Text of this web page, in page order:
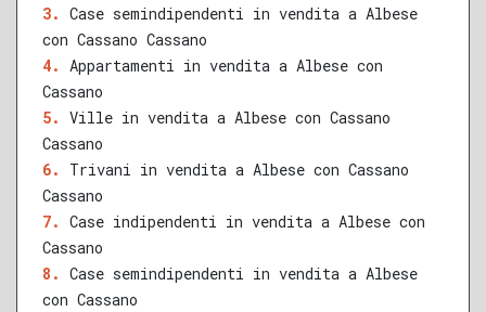
A B C
Case semindipendenti in vendita a Albese
con Cassano Cassano
Appartamenti in vendita a Albese con
Cassano
Ville in vendita a Albese con Cassano
Cassano
Trivani in vendita a Albese con Cassano
Cassano
Case indipendenti in vendita a Albese con
Cassano
Case semindipendenti in vendita a Albese
con Cassano